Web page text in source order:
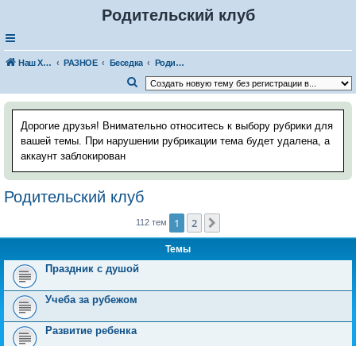
Родительский клуб
Наш Хаус-форум РАЗНОЕ Беседка
Родительский клуб
о
с
Дорогие друзья! Внимательно относитесь к выбору рубрики для
вашей темы. При нарушении рубрикации тема будет удалена, а
аккаунт заблокирован
Родительский клуб
112 тем 1 2
Темы
Праздник с душой
Учеба за рубежом
Развитие ребенка